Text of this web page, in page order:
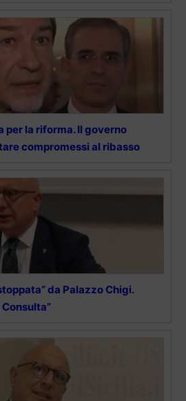
per la riforma. Il governo
compromessi al ribasso
da Palazzo Chigi.